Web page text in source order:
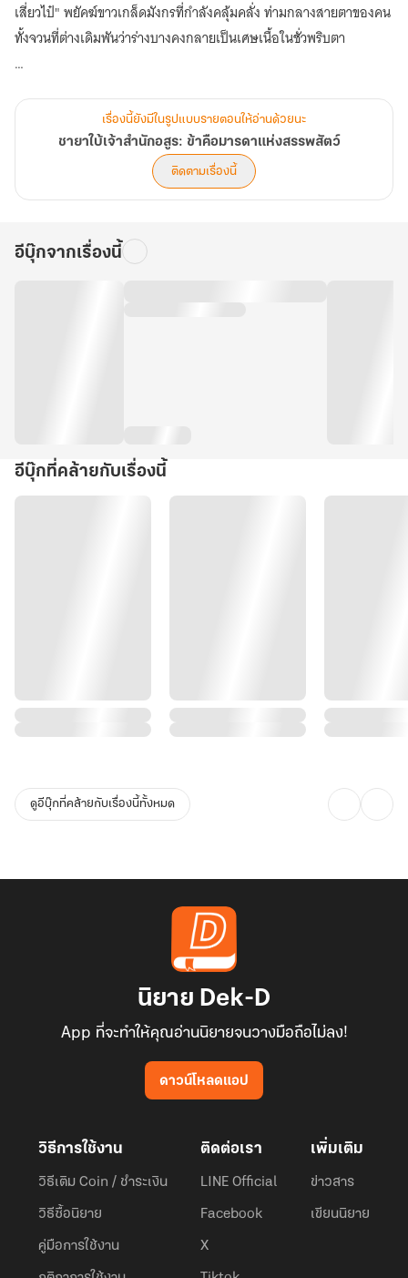
เสี่ยวไป๋" พยัคฆ์ขาวเกล็ดมังกรที่กำลังคลุ้มคลั่ง ท่ามกลางสายตาของคน
ทั้งจวนที่ต่างเดิมพันว่าร่างบางคงกลายเป็นเศษเนื้อในชั่วพริบตา
ในสายตาผู้อื่นมันคือสัตว์ร้ายกระหายเลือด แต่ในสายตาเสิ่นหว่าน มันก็
แค่ 'แมวยักษ์ที่เป็นไมเกรน' เท่านั้น! ด้วยทักษะการแพทย์ชั้นเซียนและ
การนวดกดจุดระดับปรมาจารย์ เพียงชั่วข้ามคืน พยัคฆ์ร้ายที่ใครต่าง
เสียอย่างนั้น
ครอบครัวเดิมที่เคยรังแกนางจนหน้าหงาย
พบกับปฏิบัติการทวงคืนความรักของท่านอ๋องสายซึน ผู้พร้อมจะหึงแม้
เรื่องนี้ยังมีในรูปแบบรายตอนให้อ่านด้วยนะ
ชายาใบ้เจ้าสำนักอสูร: ข้าคือมารดาแห่งสรรพสัตว์
ติดตามเรื่องนี้
อีบุ๊กจากเรื่องนี้
อีบุ๊กที่คล้ายกับเรื่องนี้
ดูอีบุ๊กที่คล้ายกับเรื่องนี้ทั้งหมด
นิยาย Dek-D
App ที่จะทำให้คุณอ่านนิยายจนวางมือถือไม่ลง!
ดาวน์โหลดแอป
วิธีการใช้งาน
วิธีเติม Coin / ชำระเงิน
วิธีซื้อนิยาย
คู่มือการใช้งาน
ติดต่อเรา
LINE Official
Facebook
X
เพิ่มเติม
ข่าวสาร
เขียนนิยาย